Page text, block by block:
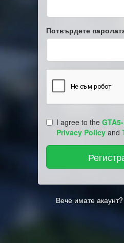
Потвърдете
I agree to the
Privacy Policy and
Вече имате акаунт?